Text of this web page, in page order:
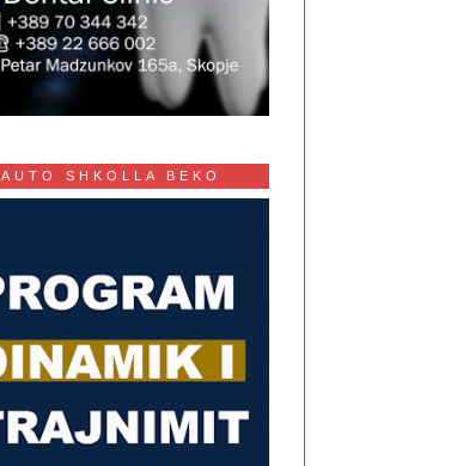
AUTO SHKOLLA BEKO